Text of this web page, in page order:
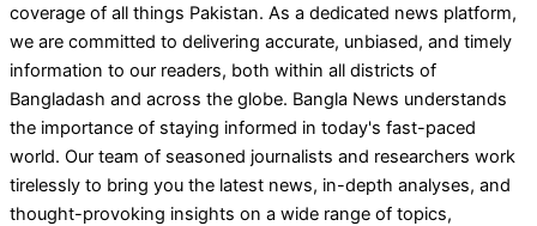
coverage of all things Pakistan. As a dedicated news platform,
we are committed to delivering accurate, unbiased, and timely
information to our readers, both within all districts of
Bangladash and across the globe. Bangla News understands
the importance of staying informed in today's fast-paced
world. Our team of seasoned journalists and researchers work
tirelessly to bring you the latest news, in-depth analyses, and
thought-provoking insights on a wide range of topics,